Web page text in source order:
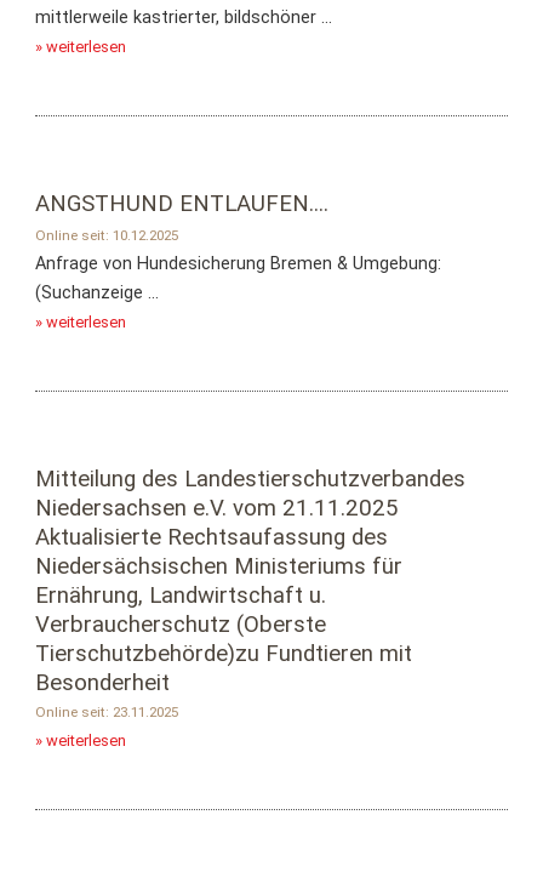
mittlerweile kastrierter, bildschöner ...
» weiterlesen
ANGSTHUND ENTLAUFEN....
Online seit: 10.12.2025
Anfrage von Hundesicherung Bremen & Umgebung:
(Suchanzeige ...
» weiterlesen
Mitteilung des Landestierschutzverbandes
Niedersachsen e.V. vom 21.11.2025
Aktualisierte Rechtsaufassung des
Niedersächsischen Ministeriums für
Ernährung, Landwirtschaft u.
Verbraucherschutz (Oberste
Tierschutzbehörde)zu Fundtieren mit
Besonderheit
Online seit: 23.11.2025
» weiterlesen